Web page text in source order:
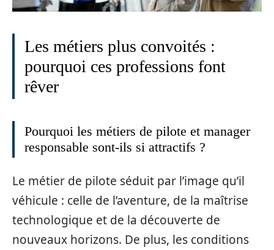
Les métiers plus convoités :
pourquoi ces professions font
rêver
Pourquoi les métiers de pilote et manager
responsable sont-ils si attractifs ?
Le métier de pilote séduit par l’image qu’il
véhicule : celle de l’aventure, de la maîtrise
technologique et de la découverte de
nouveaux horizons. De plus, les conditions